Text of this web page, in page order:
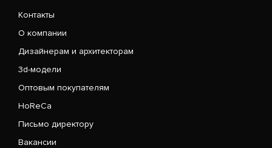
Контакты
О компании
Дизайнерам и архитекторам
3d-модели
Оптовым покупателям
HoReCa
Письмо директору
Вакансии